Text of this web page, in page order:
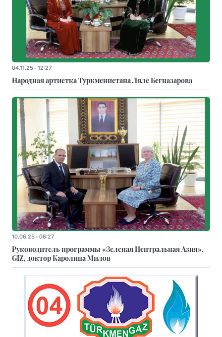
04.11.25 - 12:27
Народная артистка Туркменистана Ляле Бегназарова
10.06.25 - 06:27
Руководитель программы «Зеленая Центральная Азия»,
GIZ, доктор Каролина Милов